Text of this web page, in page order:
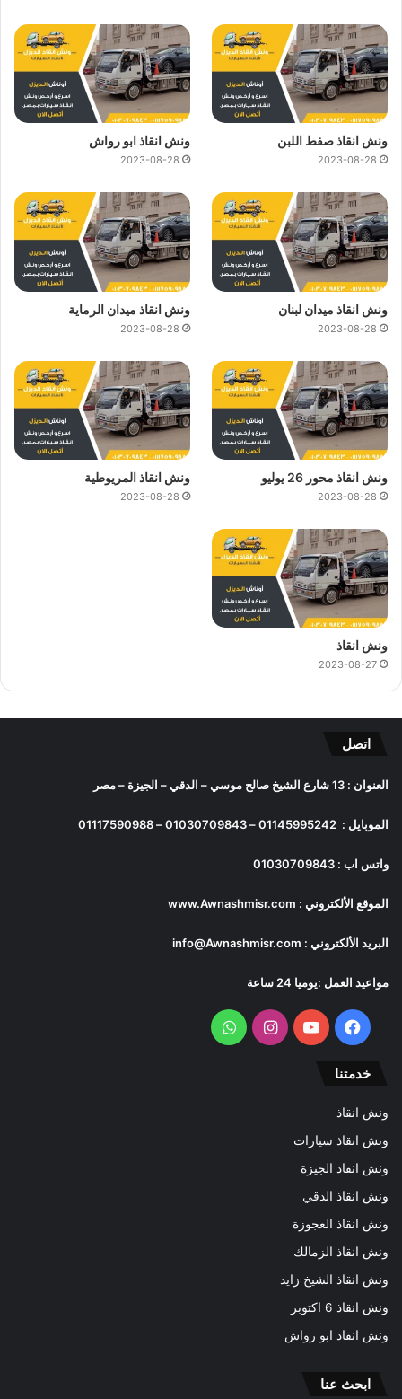
ونش انقاذ صفط اللبن
2023-08-28
ونش انقاذ ابو رواش
2023-08-28
ونش انقاذ ميدان لبنان
2023-08-28
ونش انقاذ ميدان الرماية
2023-08-28
ونش انقاذ محور 26 يوليو
2023-08-28
ونش انقاذ المريوطية
2023-08-28
ونش انقاذ
2023-08-27
اتصل
العنوان : 13 شارع الشيخ صالح موسي – الدقي – الجيزة – مصر
الموبايل : 01145995242
–
01030709843
–
01117590988
واتس اب : 01030709843
الموقع الألكتروني : www.Awnashmisr.com
البريد الألكتروني : info@Awnashmisr.com
مواعيد العمل :يوميا 24 ساعة
فيسبوكيوتيوب انستقرامواتساب
خدمتنا
ونش انقاذ
ونش انقاذ سيارات
ونش انقاذ الجيزة
ونش انقاذ الدقي
ونش انقاذ العجوزة
ونش انقاذ الزمالك
ونش انقاذ الشيخ زايد
ونش انقاذ 6 اكتوبر
ونش انقاذ ابو رواش
ابحث عنا